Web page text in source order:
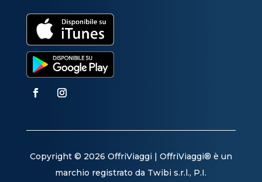
Copyright © 2026 OffriViaggi | OffriViaggi® è un
marchio registrato da Twibi s.r.l., P.I.